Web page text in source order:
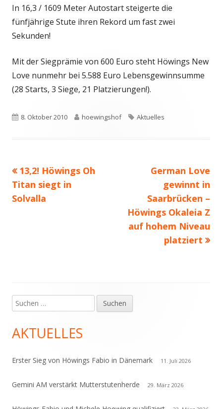
In 16,3 / 1609 Meter Autostart steigerte die
fünfjährige Stute ihren Rekord um fast zwei
Sekunden!
Mit der Siegprämie von 600 Euro steht Höwings New
Love nunmehr bei 5.588 Euro Lebensgewinnsumme
(28 Starts, 3 Siege, 21 Platzierungen!).
Veröffentlicht
8. Oktober 2010 Autor
hoewingshof Schlagwörter
Aktuelles
Beitragsnavigation
Vorheriger
Beitrag:
13,2! Höwings Oh
Titan siegt in
Solvalla
Nächster
Beitrag
German Love
gewinnt in
Saarbrücken –
Höwings Okaleia Z
auf hohem Niveau
platziert
Haupt-
Seitenleiste
Suchen
nach:
AKTUELLES
Erster Sieg von Höwings Fabio in Dänemark 11. Juli 2026
Gemini AM verstärkt Mutterstutenherde 29. März 2026